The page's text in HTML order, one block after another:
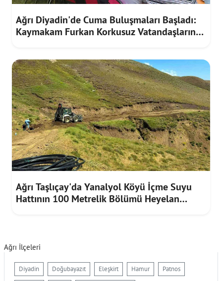
Ağrı Diyadin'de Cuma Buluşmaları Başladı:
Kaymakam Furkan Korkusuz Vatandaşların
Ağrı Taşlıçay'da Yanalyol Köyü İçme Suyu
Hattının 100 Metrelik Bölümü Heyelan
Ağrı İlçeleri
Diyadin Doğubayazıt Eleşkirt Hamur Patnos